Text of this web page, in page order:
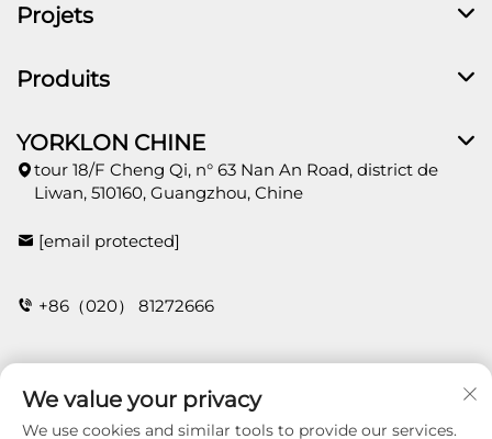
Projets
Produits
YORKLON CHINE
tour 18/F Cheng Qi, n° 63 Nan An Road, district de
Liwan, 510160, Guangzhou, Chine
[email protected]
+86（020） 81272666
CONTACT
We value your privacy
We use cookies and similar tools to provide our services.